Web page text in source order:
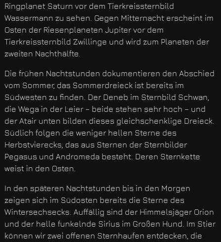
Ringplanet Saturn vor dem Tierkreissternbild
Wassermann zu sehen. Gegen Mitternacht erscheint im
Osten der Riesenplaneten Jupiter vor dem
Tierkreissternbild Zwillinge und wird zum Planeten der
zweiten Nachthälfte.
Die frühen Nachtstunden dokumentieren den Abschied
vom Sommer, das Sommerdreieck ist bereits im
Südwesten zu finden. Der Deneb im Sternbild Schwan,
die Wega in der Leier – beide stehen sehr hoch – und
der Atair unten bilden dieses gleichschenklige Dreieck.
Südlich folgen die weniger hellen Sterne des
Herbstvierecks, das aus Sternen der Sternbilder
Pegasus und Andromeda besteht. Deren Sternkette
weist in den Osten.
In den späteren Nachtstunden bis in den Morgen
zeigen sich im Südosten bereits die Sterne des
Wintersechsecks. Auffällig sind der Himmelsjäger Orion
und der helle funkelnde Sirius im Großen Hund. Im Stier
können wir zwei offenen Sternhaufen entdecken, die